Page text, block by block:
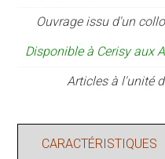
Ouvrage issu d'un
Disponible à Cerisy aux
Articles à l'unité
CARACTÉRISTIQUES